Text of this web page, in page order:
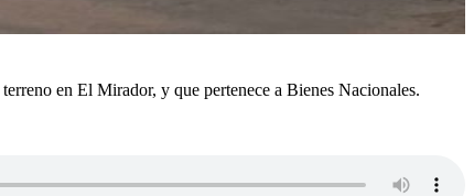
en El Mirador, y que pertenece a Bienes Nacionales.